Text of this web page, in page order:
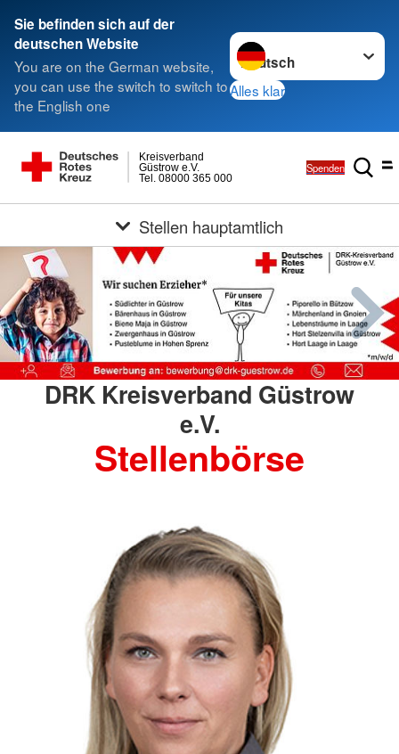
Sie befinden sich auf der
deutschen Website
You are on the German website,
you can use the switch to switch to
the English one
Sprache wechseln zu
Alles klar
Tel. 08000 365 000
Güstrow e.V.
Kreisverband
Spenden
Stellen hauptamtlich
DRK Kreisverband Güstrow
e.V.
Stellenbörse